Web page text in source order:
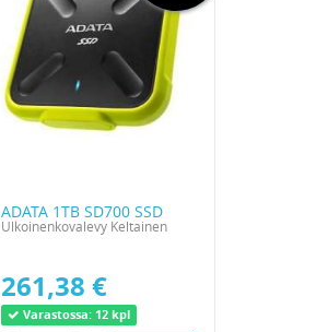
ADATA 1TB SD700 SSD
Ulkoinenkovalevy Keltainen
261,38 €
Varastossa: 12 kpl